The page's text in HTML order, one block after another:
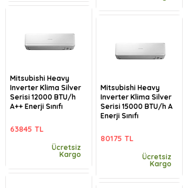
Mitsubishi Heavy
Inverter Klima Silver
Serisi 12000 BTU/h
A++ Enerji Sınıfı
63845 TL
Ücretsiz
Kargo
Mitsubishi Heavy
Inverter Klima Silver
Serisi 15000 BTU/h A
Enerji Sınıfı
80175 TL
Ücretsiz
Kargo